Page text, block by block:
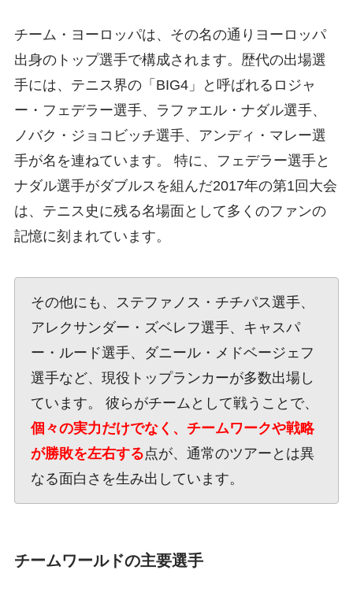
チーム・ヨーロッパは、その名の通りヨーロッパ
出身のトップ選手で構成されます。歴代の出場選
手には、テニス界の「BIG4」と呼ばれるロジャ
ー・フェデラー選手、ラファエル・ナダル選手、
ノバク・ジョコビッチ選手、アンディ・マレー選
手が名を連ねています。 特に、フェデラー選手と
ナダル選手がダブルスを組んだ2017年の第1回大会
は、テニス史に残る名場面として多くのファンの
記憶に刻まれています。
その他にも、ステファノス・チチパス選手、
アレクサンダー・ズベレフ選手、キャスパ
ー・ルード選手、ダニール・メドベージェフ
選手など、現役トップランカーが多数出場し
ています。 彼らがチームとして戦うことで、
個々の実力だけでなく、チームワークや戦略
が勝敗を左右する点が、通常のツアーとは異
なる面白さを生み出しています。
チームワールドの主要選手